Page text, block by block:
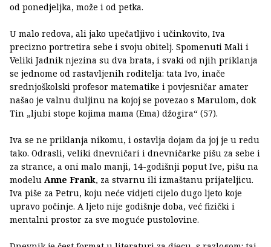
od ponedjeljka, može i od petka.
U malo redova, ali jako upečatljivo i učinkovito, Iva
precizno portretira sebe i svoju obitelj. Spomenuti Mali i
Veliki Jadnik njezina su dva brata, i svaki od njih priklanja
se jednome od rastavljenih roditelja: tata Ivo, inače
srednjoškolski profesor matematike i povjesničar amater
našao je valnu duljinu na kojoj se povezao s Marulom, dok
Tin „ljubi stope kojima mama (Ema) džogira“ (57).
Iva se ne priklanja nikomu, i ostavlja dojam da joj je u redu
tako. Odrasli, veliki dnevničari i dnevničarke pišu za sebe i
za strance, a oni malo manji, 14-godišnji poput Ive, pišu na
modelu Anne Frank, za stvarnu ili izmaštanu prijateljicu.
Iva piše za Petru, koju neće vidjeti cijelo dugo ljeto koje
upravo počinje. A ljeto nije godišnje doba, već fizički i
mentalni prostor za sve moguće pustolovine.